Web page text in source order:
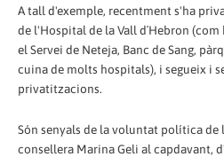
A tall d'exemple, recentment s'ha
de l'Hospital de la Vall d´Hebron
el Servei de Neteja, Banc de Sang,
cuina de molts hospitals), i segueix i
privatitzacions.
Són senyals de la voluntat política de
consellera Marina Geli al capdavant,